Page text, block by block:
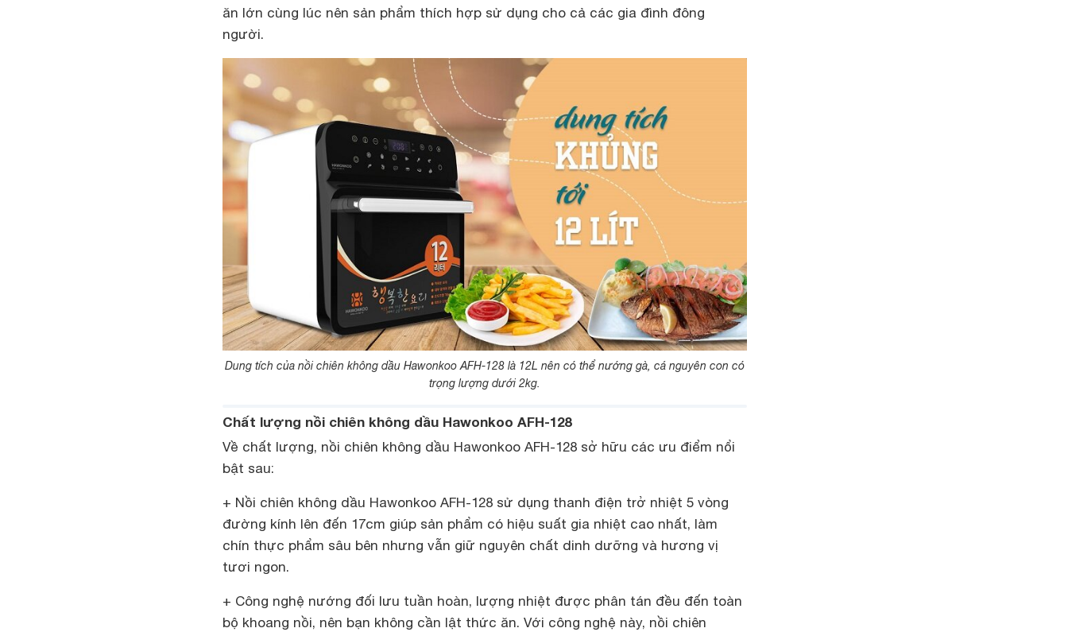
ăn lớn cùng lúc nên sản phẩm thích hợp sử dụng cho cả các gia đình đông
người.
Dung tích của nồi chiên không dầu Hawonkoo AFH-128 là 12L nên có thể nướng gà, cá nguyên con có
trọng lượng dưới 2kg.
Chất lượng nồi chiên không dầu Hawonkoo AFH-128
Về chất lượng, nồi chiên không dầu Hawonkoo AFH-128 sở hữu các ưu điểm nổi
bật sau:
+ Nồi chiên không dầu Hawonkoo AFH-128 sử dụng thanh điện trở nhiệt 5 vòng
đường kính lên đến 17cm giúp sản phẩm có hiệu suất gia nhiệt cao nhất, làm
chín thực phẩm sâu bên nhưng vẫn giữ nguyên chất dinh dưỡng và hương vị
tươi ngon.
+ Công nghệ nướng đối lưu tuần hoàn, lượng nhiệt được phân tán đều đến toàn
bộ khoang nồi, nên bạn không cần lật thức ăn. Với công nghệ này, nồi chiên